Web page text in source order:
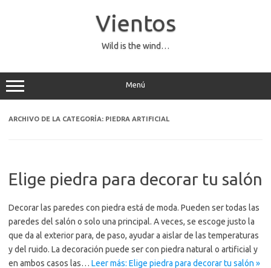
Vientos
Wild is the wind…
Menú
ARCHIVO DE LA CATEGORÍA: PIEDRA ARTIFICIAL
Elige piedra para decorar tu salón
Decorar las paredes con piedra está de moda. Pueden ser todas las
paredes del salón o solo una principal. A veces, se escoge justo la
que da al exterior para, de paso, ayudar a aislar de las temperaturas
y del ruido. La decoración puede ser con piedra natural o artificial y
en ambos casos las… Leer más: Elige piedra para decorar tu salón »